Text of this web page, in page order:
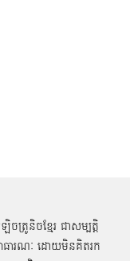
រូនិចខ្មែរ ជាសម្បតិ្ត
ាធារណៈ ដោយមិនគិតរក